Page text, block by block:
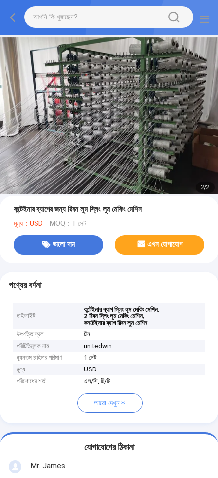
2/2
কন্টেইনার ব্যাগের জন্য রিবন লুম স্লিং লুম মেকিং মেশিন
মূল্য：USD MOQ：1 সেট
ভালো দাম এখন যোগাযোগ
পণ্যের বর্ণনা
হাইলাইট
কন্টেইনার ব্যাগ স্লিং লুম মেকিং মেশিন,
2 রিবন স্লিং লুম মেকিং মেশিন,
কনটেইনার ব্যাগ রিবন লুম মেশিন
উৎপত্তি স্থল
চীন
পরিচিতিমুলক নাম
unitedwin
ন্যূনতম চাহিদার পরিমাণ
1 সেট
মূল্য
USD
পরিশোধের শর্ত
এল/সি, টি/টি
আরো দেখুন
যোগাযোগের ঠিকানা
Mr. James